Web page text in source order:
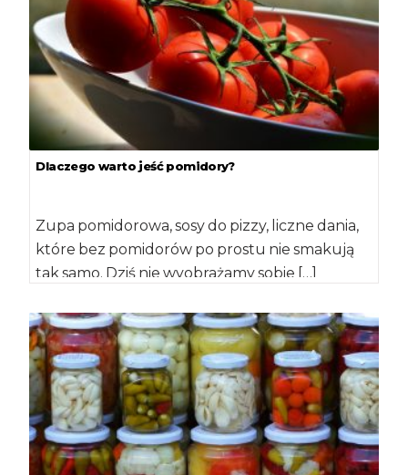
Dlaczego warto jeść pomidory?
Zupa pomidorowa, sosy do pizzy, liczne dania,
które bez pomidorów po prostu nie smakują
tak samo. Dziś nie wyobrażamy sobie […]